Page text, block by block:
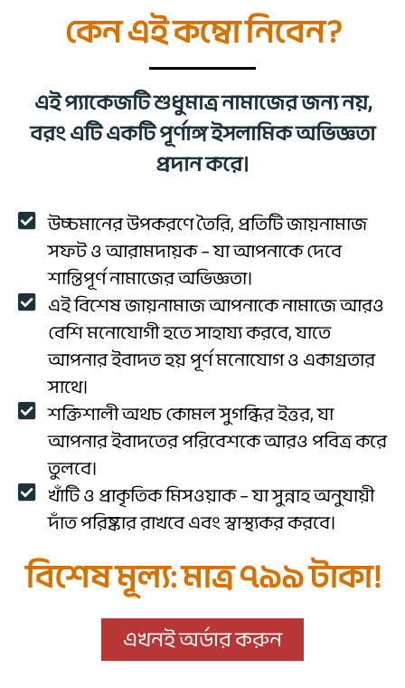
কেন এই কম্বো নিবেন?
এই প্যাকেজটি শুধুমাত্র নামাজের জন্য নয়,
বরং এটি একটি পূর্ণাঙ্গ ইসলামিক অভিজ্ঞতা
প্রদান করে।
উচ্চমানের উপকরণে তৈরি, প্রতিটি জায়নামাজ
সফট ও আরামদায়ক – যা আপনাকে দেবে
শান্তিপূর্ণ নামাজের অভিজ্ঞতা।
এই বিশেষ জায়নামাজ আপনাকে নামাজে আরও
বেশি মনোযোগী হতে সাহায্য করবে, যাতে
আপনার ইবাদত হয় পূর্ণ মনোযোগ ও একাগ্রতার
সাথে।
শক্তিশালী অথচ কোমল সুগন্ধির ইত্তর, যা
আপনার ইবাদতের পরিবেশকে আরও পবিত্র করে
তুলবে।
খাঁটি ও প্রাকৃতিক মিসওয়াক – যা সুন্নাহ অনুযায়ী
দাঁত পরিষ্কার রাখবে এবং স্বাস্থ্যকর করবে।
বিশেষ মূল্য: মাত্র ৭৯৯ টাকা!
এখনই অর্ডার করুন